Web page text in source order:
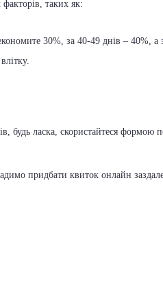
таких як:
30%, за 40-49 днів – 40%, а
будь ласка, скористайтеся
придбати квиток онлайн